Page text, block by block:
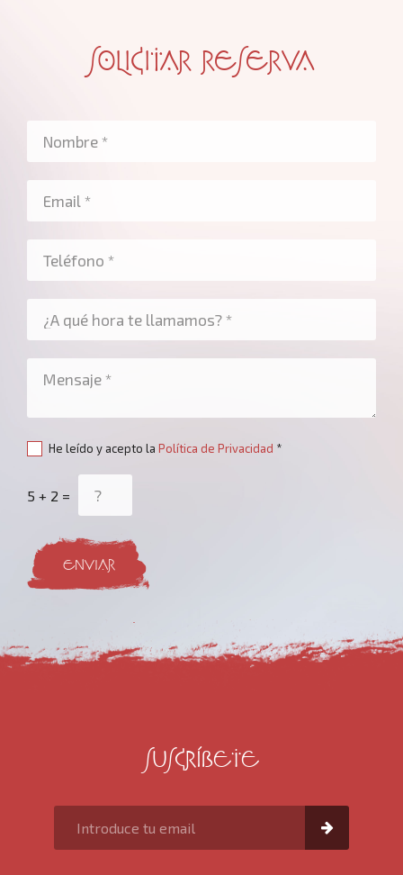
SOLICITAR RESERVA
He leído y acepto la Política de Privacidad *
5 + 2 =
ENVIAR
SUSCRÍBETE